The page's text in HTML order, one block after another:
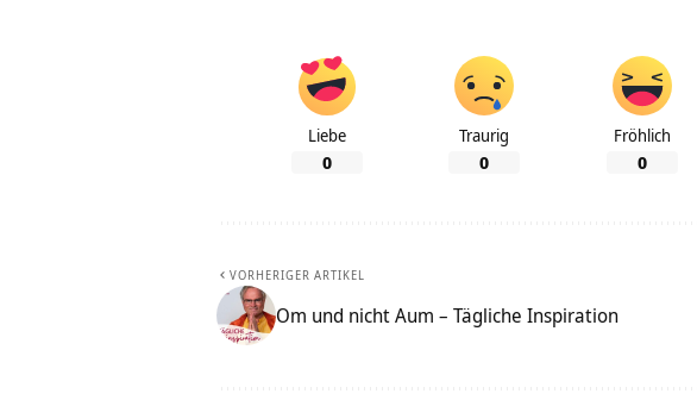
Liebe
0
Traurig
0
Fröhlich
0
VORHERIGER ARTIKEL
Om und nicht Aum – Tägliche Inspiration